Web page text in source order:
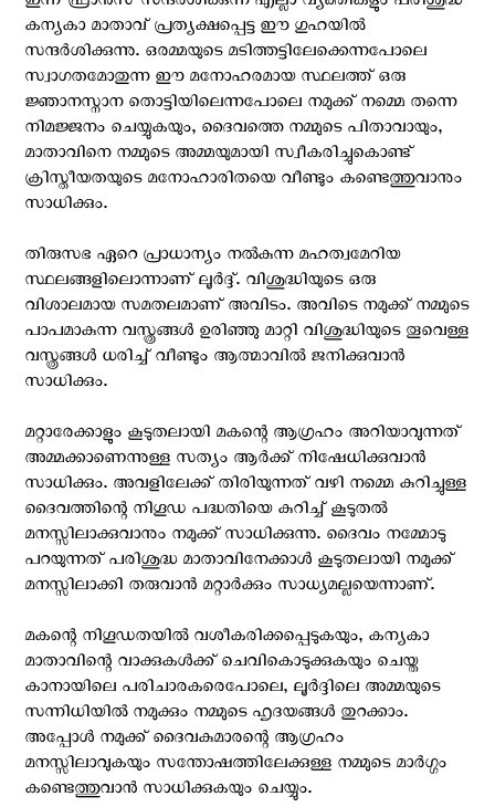
കന്യകാ മാതാവ്‌ പ്രത്യക്ഷപ്പെട്ട ഈ ഗുഹയില്‍
സന്ദര്‍ശിക്കുന്നു. ഒരമ്മയുടെ മടിത്തട്ടിലേക്കെന്നപോലെ
സ്വാഗതമോതുന്ന ഈ മനോഹരമായ സ്ഥലത്ത് ഒരു
ജ്ഞാനസ്നാന തൊട്ടിയിലെന്നപോലെ നമുക്ക്‌ നമ്മെ തന്നെ
നിമജ്ജനം ചെയ്യുകയും, ദൈവത്തെ നമ്മുടെ പിതാവായും,
മാതാവിനെ നമ്മുടെ അമ്മയുമായി സ്വീകരിച്ചുകൊണ്ട്
ക്രിസ്തീയതയുടെ മനോഹാരിതയെ വീണ്ടും കണ്ടെത്തുവാനും
സാധിക്കും.
തിരുസഭ ഏറെ പ്രാധാന്യം നല്‍കുന്ന മഹത്വമേറിയ
സ്ഥലങ്ങളിലൊന്നാണ് ലൂര്‍ദ്ദ്. വിശുദ്ധിയുടെ ഒരു
വിശാലമായ സമതലമാണ് അവിടം. അവിടെ നമുക്ക്‌ നമ്മുടെ
പാപമാകുന്ന വസ്ത്രങ്ങള്‍ ഉരിഞ്ഞു മാറ്റി വിശുദ്ധിയുടെ തൂവെള്ള
വസ്ത്രങ്ങള്‍ ധരിച്ച് വീണ്ടും ആത്മാവില്‍ ജനിക്കുവാന്‍
സാധിക്കും.
മറ്റാരേക്കാളും കൂടുതലായി മകന്റെ ആഗ്രഹം അറിയാവുന്നത്
അമ്മക്കാണെന്നുള്ള സത്യം ആര്‍ക്ക് നിഷേധിക്കുവാന്‍
സാധിക്കും. അവളിലേക്ക്‌ തിരിയുന്നത് വഴി നമ്മെ കുറിച്ചുള്ള
ദൈവത്തിന്റെ നിഗൂഡ പദ്ധതിയെ കുറിച്ച് കൂടുതല്‍
മനസ്സിലാക്കുവാനും നമുക്ക്‌ സാധിക്കുന്നു. ദൈവം നമ്മോടു
പറയുന്നത് പരിശുദ്ധ മാതാവിനേക്കാള്‍ കൂടുതലായി നമുക്ക്‌
മനസ്സിലാക്കി തരുവാന്‍ മറ്റാര്‍ക്കും സാധ്യമല്ലയെന്നാണ്.
മകന്റെ നിഗൂഡതയില്‍ വശീകരിക്കപ്പെടുകയും, കന്യകാ
മാതാവിന്റെ വാക്കുകള്‍ക്ക് ചെവികൊടുക്കുകയും ചെയ്ത
കാനായിലെ പരിചാരകരെപോലെ, ലൂര്‍ദ്ദിലെ അമ്മയുടെ
സന്നിധിയില്‍ നമുക്കും നമ്മുടെ ഹൃദയങ്ങള്‍ തുറക്കാം.
അപ്പോള്‍ നമുക്ക്‌ ദൈവകുമാരന്റെ ആഗ്രഹം
മനസ്സിലാവുകയും സന്തോഷത്തിലേക്കുള്ള നമ്മുടെ മാര്‍ഗ്ഗം
കണ്ടെത്തുവാന്‍ സാധിക്കുകയും ചെയ്യും.